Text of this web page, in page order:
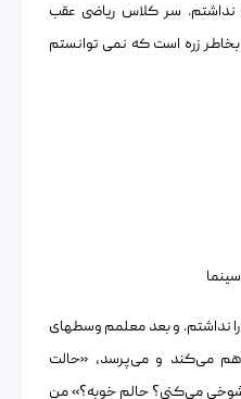
نداشتم. سر کلاس ریاضی عقب
زره است که نمی توانستم
نداشتم. و بعد معلمم وسطهای
می‌کند و می‌پرسد، «حالت
می‌کنی؟ حالم خوبه؟» من